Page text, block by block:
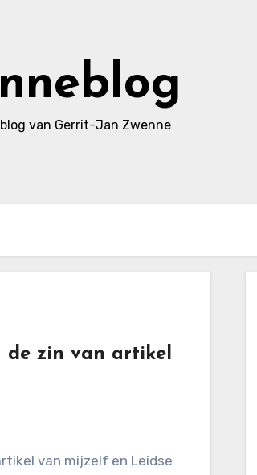
van Gerrit-Jan Zwenne
de zin van artikel